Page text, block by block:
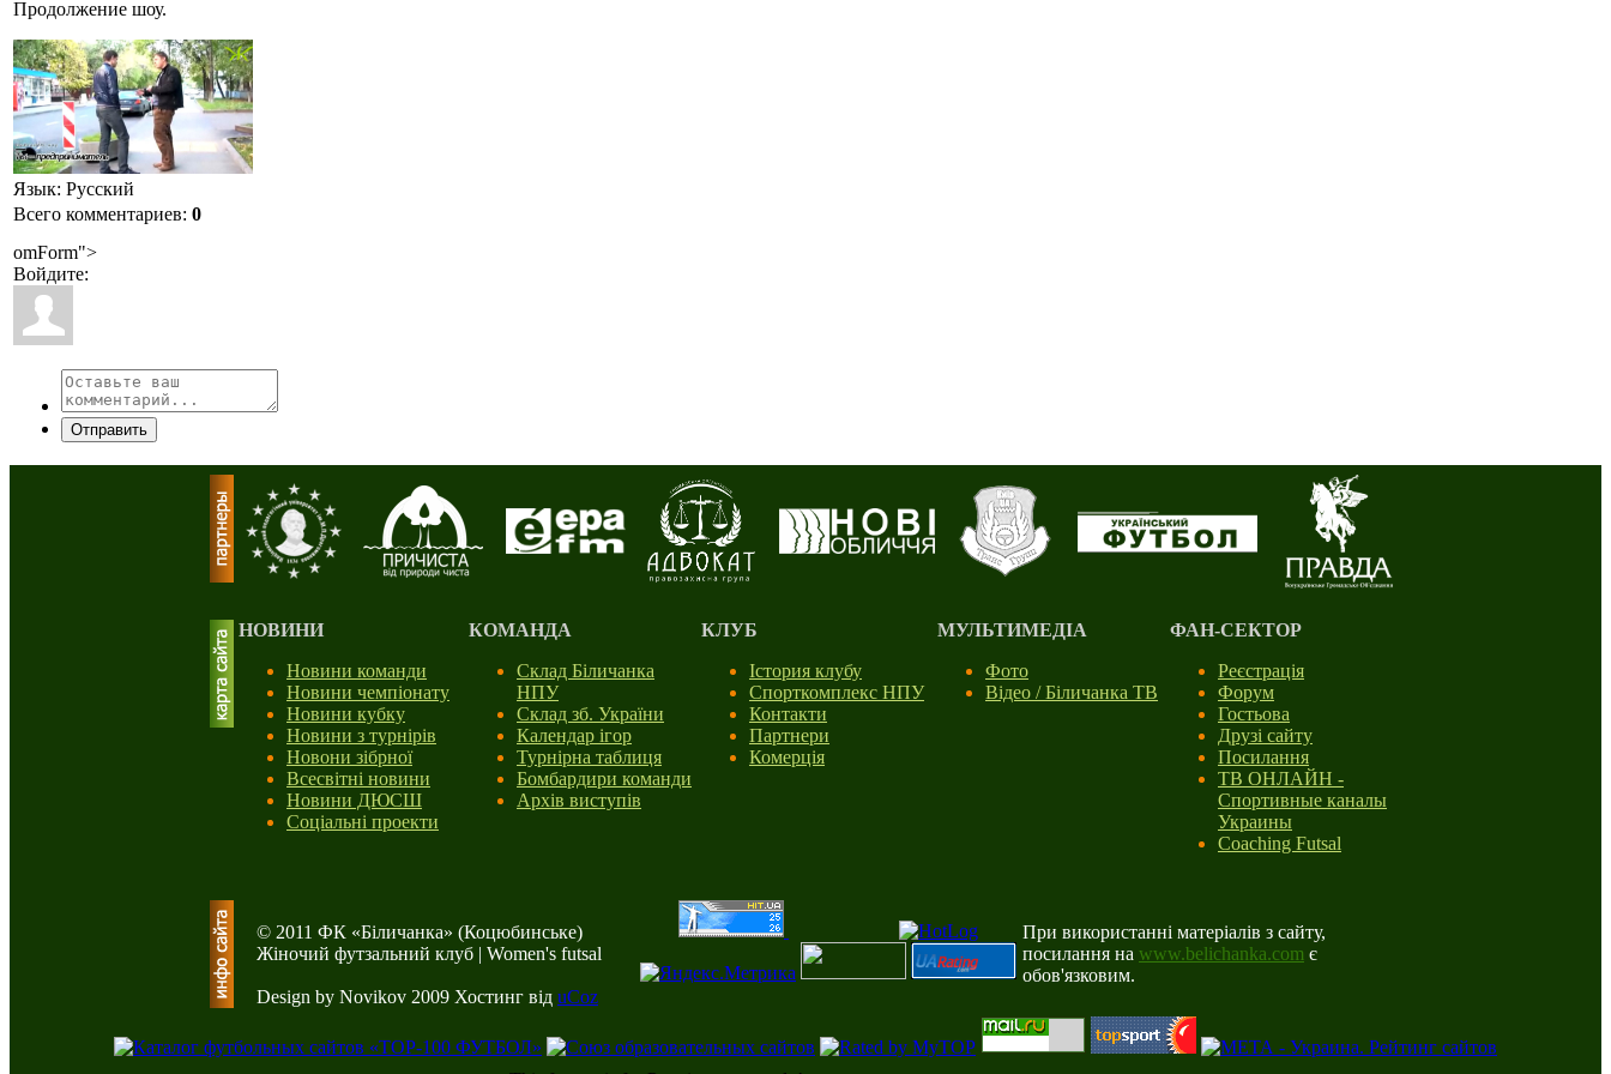
Продолжение шоу.
Язык: Русский
Всего комментариев: 0
omForm">
Войдите:
Отправить
НОВИНИ
Новини команди
Новини чемпіонату
Новини кубку
Новини з турнірів
Новони зібрної
Всесвітні новини
Новини ДЮСШ
Соціальні проекти
КОМАНДА
Склад Біличанка
НПУ
Склад зб. України
Календар ігор
Турнірна таблиця
Бомбардири команди
Архів виступів
КЛУБ
Істория клубу
Спорткомплекс НПУ
Контакти
Партнери
Комерція
МУЛЬТИМЕДІА
Фото
Відео / Біличанка ТВ
ФАН-СЕКТОР
Реєстрація
Форум
Гостьова
Друзі сайту
Посилання
ТВ ОНЛАЙН -
Спортивные каналы
Украины
Coaching Futsal
© 2011 ФК «Біличанка» (Коцюбинське)
Жіночий футзальний клуб | Women's futsal
Design by Novikov 2009 Хостинг від uCoz
При використанні матеріалів з сайту,
посилання на www.belichanka.com є
обов'язковим.